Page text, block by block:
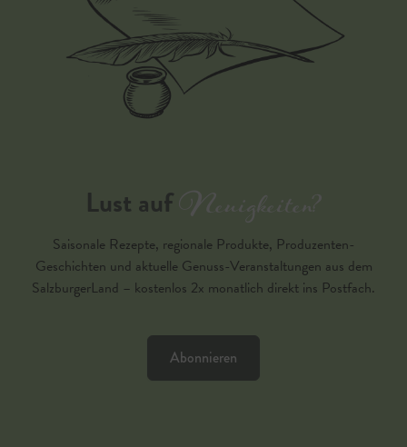
Lust aufNeuigkeiten?
Saisonale Rezepte, regionale Produkte, Produzenten-
Geschichten und aktuelle Genuss-Veranstaltungen aus dem
SalzburgerLand – kostenlos 2x monatlich direkt ins Postfach.
Abonnieren